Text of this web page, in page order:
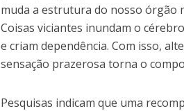
muda a estrutura do nosso órgão
Coisas viciantes inundam o
e criam dependência. Com isso,
sensação prazerosa torna o
Pesquisas indicam que uma